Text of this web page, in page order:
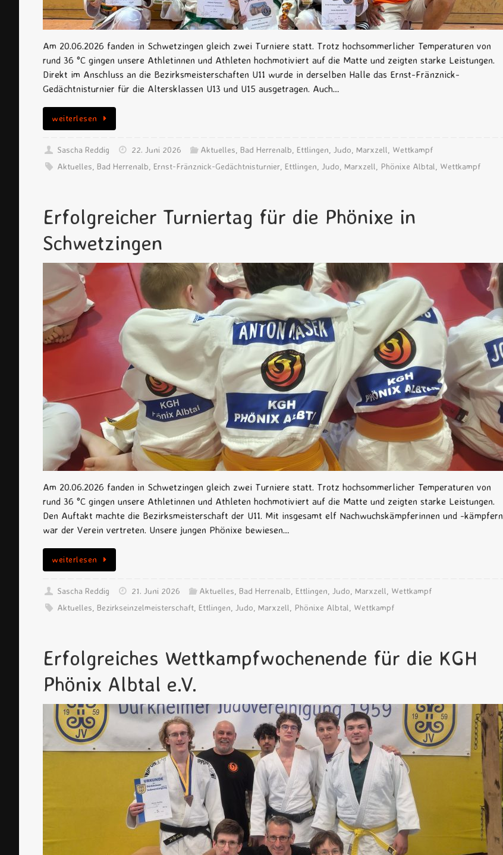
Am 20.06.2026 fanden in Schwetzingen gleich zwei Turniere statt. Trotz hochsommerlicher Temperaturen von
rund 36 °C gingen unsere Athletinnen und Athleten hochmotiviert auf die Matte und zeigten starke Leistungen.
Direkt im Anschluss an die Bezirksmeisterschaften U11 wurde in derselben Halle das Ernst-Fränznick-
Gedächtnisturnier für die Altersklassen U13 und U15 ausgetragen. Auch…
weiterlesen
Sascha Reddig 22. Juni 2026 Aktuelles, Bad Herrenalb, Ettlingen, Judo, Marxzell, Wettkampf
Aktuelles,Bad Herrenalb,Ernst-Fränznick-Gedächtnisturnier,Ettlingen,Judo,Marxzell, Phönixe Albtal, Wettkampf
Erfolgreicher Turniertag für die Phönixe in
Schwetzingen
Am 20.06.2026 fanden in Schwetzingen gleich zwei Turniere statt. Trotz hochsommerlicher Temperaturen von
rund 36 °C gingen unsere Athletinnen und Athleten hochmotiviert auf die Matte und zeigten starke Leistungen.
Den Auftakt machte die Bezirksmeisterschaft der U11. Mit insgesamt elf Nachwuchskämpferinnen und -kämpfern
war der Verein vertreten. Unsere jungen Phönixe bewiesen…
weiterlesen
Sascha Reddig 21. Juni 2026 Aktuelles, Bad Herrenalb, Ettlingen, Judo, Marxzell, Wettkampf
Aktuelles,Bezirkseinzelmeisterschaft,Ettlingen,Judo,Marxzell, Phönixe Albtal, Wettkampf
Erfolgreiches Wettkampfwochenende für die KGH
Phönix Albtal e.V.